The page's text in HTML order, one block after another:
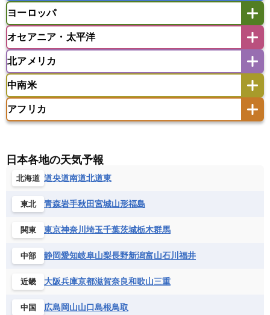
マレーシア
ミャンマー
ラオス人民民主共和国
東ティモール民主共和国
バングラデシュ
モルディブ
アフガニスタン
イスラエル
ウズベキスタン
オマーン
カザフスタン
カタール
キプロス
キルギス
タジキスタン
バーレーン
ヨルダン レバノン
ヨーロッパ
アイスランド
アゼルバイジャン
イギリス
イタリア
ウクライナ
エストニア
オランダ
オーストリア
ギリシャ
スロバキア
スロベニア共和国
チェコ
デンマーク
フランス
ベルギー
ボスニア・ヘルツェゴビナ
モナコ公国
モルドバ
モンテネグロ
ラトビア
リトアニア
リヒテンシュタイン
オセアニア・太平洋
アメリカ領サモア
サモア独立国
ソロモン諸島
タヒチ
ツバル
トンガ ナウル共和国
ニウエ
バヌアツ
パプアニューギニア
ワリス・フテュナ
北アメリカ
バーミューダ諸島
中南米
アメリカ領バージン諸島
キューバ
グアテマラ
グレナダ
ケイマン諸島
コロンビア
ジャマイカ
セントクリストファー・ネービス
セントビンセント及びグレナディーン諸島
セントルシア
チリ
トリニダード・トバゴ
ドミニカ共和国
ニカラグア共和国
ハイチ共和国
バルバドス
パナマ
アフリカ
エジプト
エスワティニ王国
エリトリア国
カメルーン
ギニアビサウ共和国
ケニア
コンゴ共和国
コンゴ民主共和国
コートジボワール
サントメ・プリンシペ民主共和国
ザンビア共和国
シエラレオネ共和国
ジブチ共和国
ジンバブエ
セントヘレナ諸島
セーシェル
日本各地の天気予報
北海道 道央道南道北道東
東北 青森岩手秋田宮城山形福島
関東 東京神奈川 埼玉千葉茨城栃木群馬
中部 静岡愛知岐阜山梨長野新潟富山石川 福井
近畿 大阪兵庫京都滋賀奈良和歌山三重
中国 広島岡山山口島根鳥取